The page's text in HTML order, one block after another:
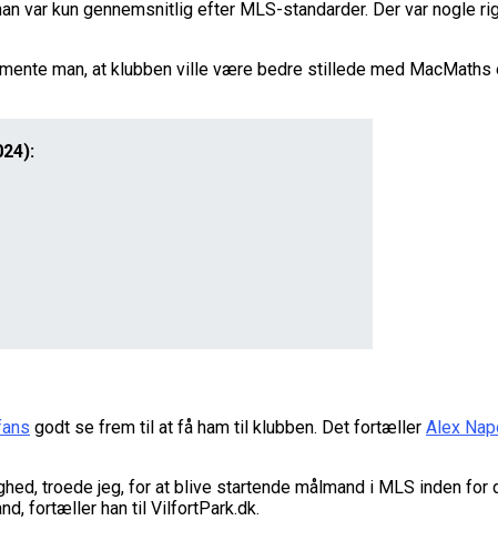
var kun gennemsnitlig efter MLS-standarder. Der var nogle
man, at klubben ville være bedre stillede med
godt se frem til at få ham til klubben. Det fortæller Alex
troede jeg, for at blive startende målmand i MLS inden
fortæller han til VilfortPark.dk.